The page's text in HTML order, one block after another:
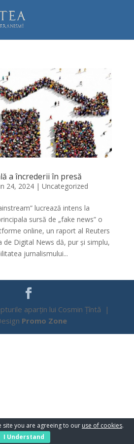
a încrederii în presă
24, 2024| Uncategorized
lucrează intens la
sursă de „fake news” o
online, un raport al Reuters
de Digital News dă, pur și simplu,
jurnalismului...
aparțin lui Cosmin Țîntă |
Promo Zone
site you are agreeing to our use of cookies.
I Understand